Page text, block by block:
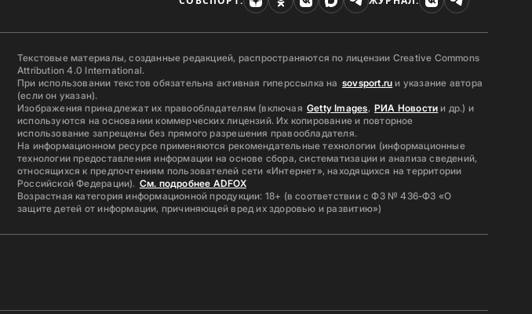
Текстовые материалы, созданные редакцией, распространяются по лицензии Creative Commons
Attribution 4.0 International.
При использовании текстов обязательна активная гиперссылка на sovsport.ru и указание автора
(если он указан).
Изображения принадлежат их правообладателям (включая Getty Images, РИА Новости и др.) и
используются на основании коммерческих лицензий. Их копирование и повторное
использование запрещены без прямого разрешения правообладателя.
На информационном ресурсе применяются рекомендательные технологии (информационные
технологии предоставления информации на основе сбора, систематизации и анализа сведений,
относящихся к предпочтениям пользователей сети «Интернет», находящихся на территории
Российской Федерации). См. подробнее ADFOX
Возрастная категория информационной продукции: 18+ (в соответствии с ФЗ № 436-ФЗ «О
защите детей от информации, причиняющей вред их здоровью и развитию»)